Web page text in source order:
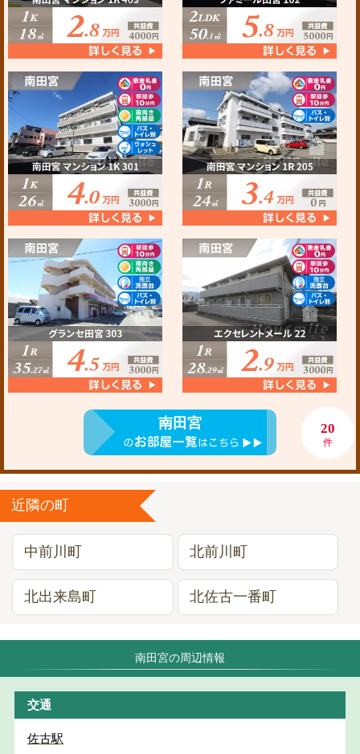
南田宮 20
件
近隣の町
中前川町 北前川町
北出来島町 北佐古一番町
南田宮の周辺情報
交通
佐古駅